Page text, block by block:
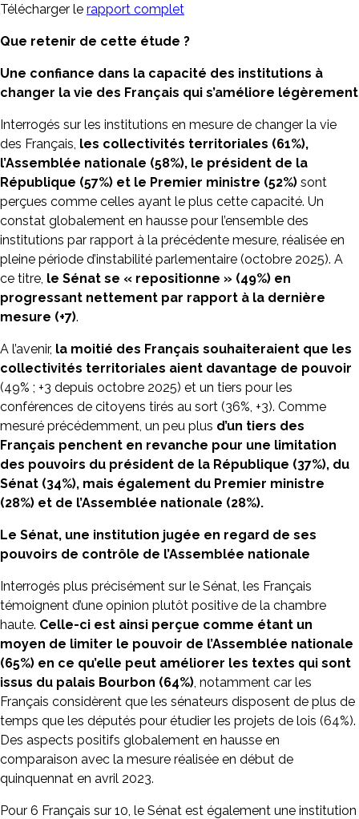
Télécharger le rapport complet
Que retenir de cette étude ?
Une confiance dans la capacité des institutions à
changer la vie des Français qui s’améliore légèrement
Interrogés sur les institutions en mesure de changer la vie
des Français, les collectivités territoriales (61%),
l’Assemblée nationale (58%), le président de la
République (57%) et le Premier ministre (52%) sont
perçues comme celles ayant le plus cette capacité. Un
constat globalement en hausse pour l’ensemble des
institutions par rapport à la précédente mesure, réalisée en
pleine période d’instabilité parlementaire (octobre 2025). A
ce titre, le Sénat se « repositionne » (49%) en
progressant nettement par rapport à la dernière
mesure (+7).
A l’avenir, la moitié des Français souhaiteraient que les
collectivités territoriales aient davantage de pouvoir
(49% ; +3 depuis octobre 2025) et un tiers pour les
conférences de citoyens tirés au sort (36%, +3). Comme
mesuré précédemment, un peu plus d’un tiers des
Français penchent en revanche pour une limitation
des pouvoirs du président de la République (37%), du
Sénat (34%), mais également du Premier ministre
(28%) et de l’Assemblée nationale (28%).
Le Sénat, une institution jugée en regard de ses
pouvoirs de contrôle de l’Assemblée nationale
Interrogés plus précisément sur le Sénat, les Français
témoignent d’une opinion plutôt positive de la chambre
haute. Celle-ci est ainsi perçue comme étant un
moyen de limiter le pouvoir de l’Assemblée nationale
(65%) en ce qu’elle peut améliorer les textes qui sont
issus du palais Bourbon (64%) , notamment car les
Français considèrent que les sénateurs disposent de plus de
temps que les députés pour étudier les projets de lois (64%).
Des aspects positifs globalement en hausse en
comparaison avec la mesure réalisée en début de
quinquennat en avril 2023.
Pour 6 Français sur 10, le Sénat est également une institution